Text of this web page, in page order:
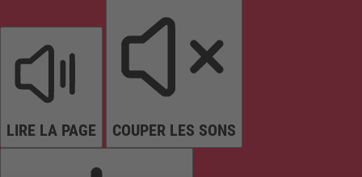
LIRE LA PAGE COUPER LES SONS